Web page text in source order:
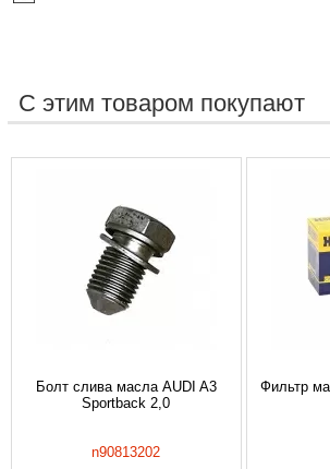
С этим товаром покупают
Болт слива масла AUDI A3
Sportback 2,0
n90813202
Фильтр